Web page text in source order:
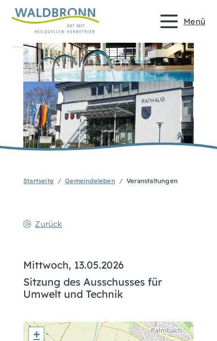
Menü
Startseite Gemeindeleben Veranstaltungen
Zurück
Mittwoch, 13.05.2026
Sitzung des Ausschusses für
Umwelt und Technik
+